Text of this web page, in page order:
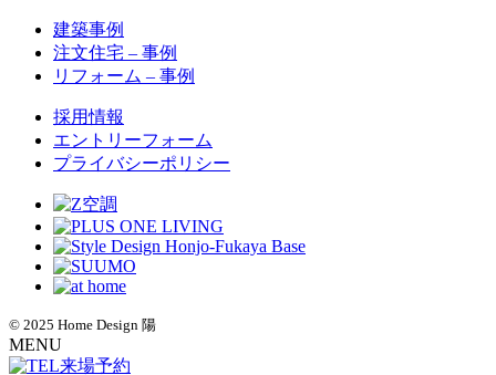
建築事例
注文住宅 – 事例
リフォーム – 事例
採用情報
エントリーフォーム
プライバシーポリシー
© 2025 Home Design 陽
MENU
来場予約